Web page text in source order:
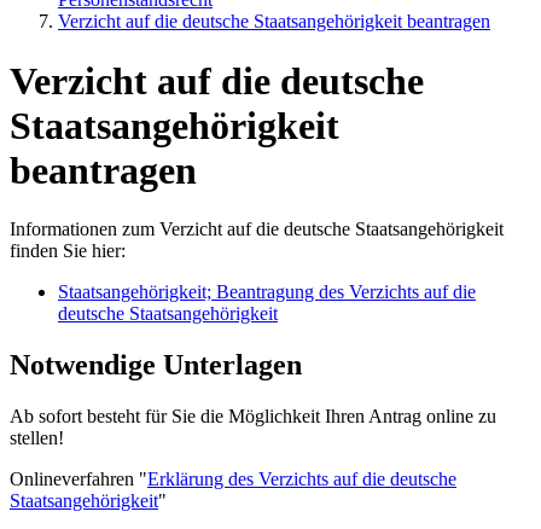
Verzicht auf die deutsche Staatsangehörigkeit beantragen
Verzicht auf die deutsche
Staatsangehörigkeit
beantragen
Informationen zum Verzicht auf die deutsche Staatsangehörigkeit
finden Sie hier:
Staatsangehörigkeit; Beantragung des Verzichts auf die
deutsche Staatsangehörigkeit
Notwendige Unterlagen
Ab sofort besteht für Sie die Möglichkeit Ihren Antrag online zu
stellen!
Onlineverfahren "Erklärung des Verzichts auf die deutsche
Staatsangehörigkeit"